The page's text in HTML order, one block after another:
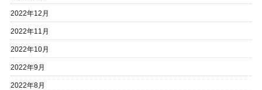
2022年12月
2022年11月
2022年10月
2022年9月
2022年8月